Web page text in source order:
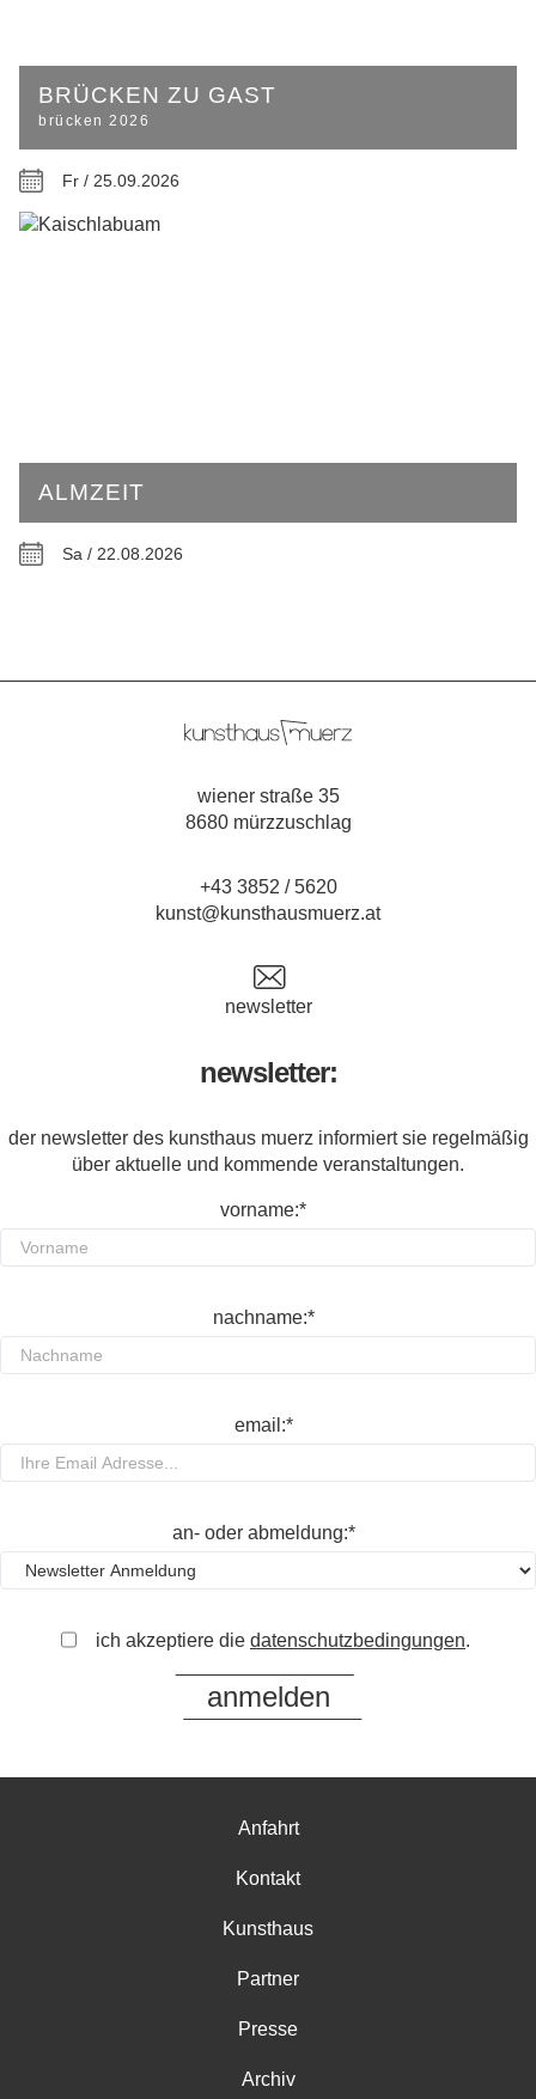
BRÜCKEN ZU GAST
brücken 2026
Fr / 25.09.2026
ALMZEIT
Sa / 22.08.2026
wiener straße 35
8680 mürzzuschlag
+43 3852 / 5620
kunst@kunsthausmuerz.at
newsletter
newsletter:
der newsletter des kunsthaus muerz informiert sie regelmäßig
über aktuelle und kommende veranstaltungen.
vorname:*
nachname:*
email:*
an- oder abmeldung:*
ich akzeptiere die datenschutzbedingungen.
Anfahrt
Kontakt
Kunsthaus
Partner
Presse
Archiv